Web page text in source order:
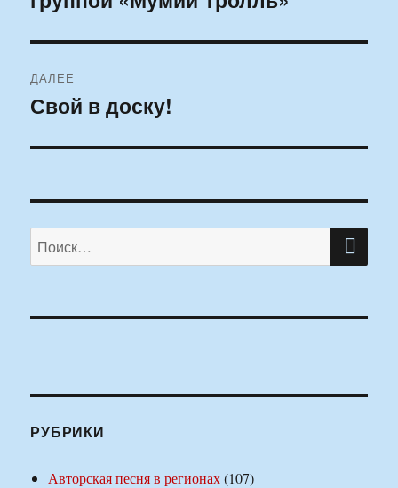
ДАЛЕЕ
Следующая
Свой в доску!
Искать:
РУБРИКИ
Авторская песня в регионах(107)